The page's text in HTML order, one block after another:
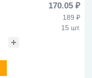
170.05 ₽
189 ₽
15 шт.